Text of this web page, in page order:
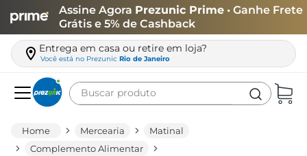
Assine Agora Prezunic Prime • Ganhe Frete
Grátis e 5% de Cashback
Entrega em casa ou retire em loja?
Você está no Prezunic Rio de Janeiro
Buscar produto
Mercearia
Matinal
Complemento Alimentar